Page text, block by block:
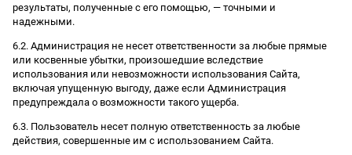
результаты, полученные с его помощью, — точными и
надежными.
6.2. Администрация не несет ответственности за любые прямые
или косвенные убытки, произошедшие вследствие
использования или невозможности использования Сайта,
включая упущенную выгоду, даже если Администрация
предупреждала о возможности такого ущерба.
6.3. Пользователь несет полную ответственность за любые
действия, совершенные им с использованием Сайта.